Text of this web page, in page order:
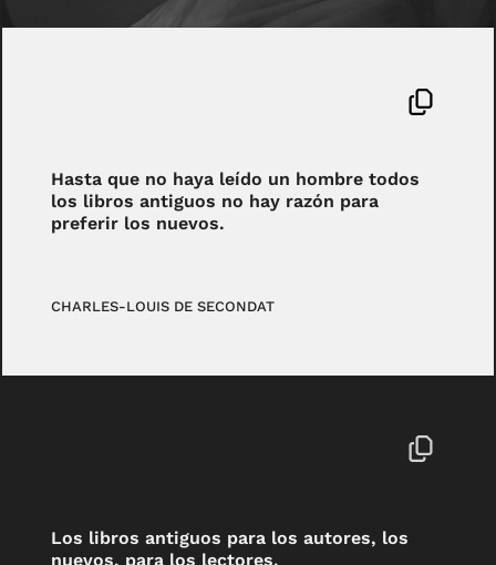
Hasta que no haya leído un hombre todos
los libros antiguos no hay razón para
preferir los nuevos.
CHARLES-LOUIS DE SECONDAT
Los libros antiguos para los autores, los
nuevos, para los lectores.